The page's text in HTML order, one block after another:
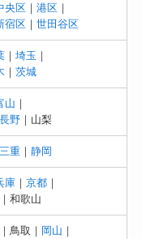
央区｜ 港区｜
宿区｜ 世田谷区
｜ 埼玉 ｜
｜ 茨城
山 ｜
長野 ｜山梨
三重 ｜静岡
庫｜ 京都｜
｜和歌山
鳥取｜ 岡山 ｜